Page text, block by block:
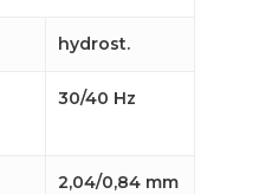
hydrost.
30/40 Hz
2,04/0,84 mm